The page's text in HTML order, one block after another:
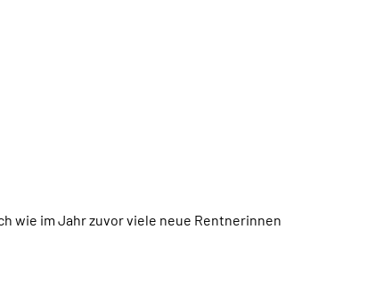
wie im Jahr zuvor viele neue Rentnerinnen